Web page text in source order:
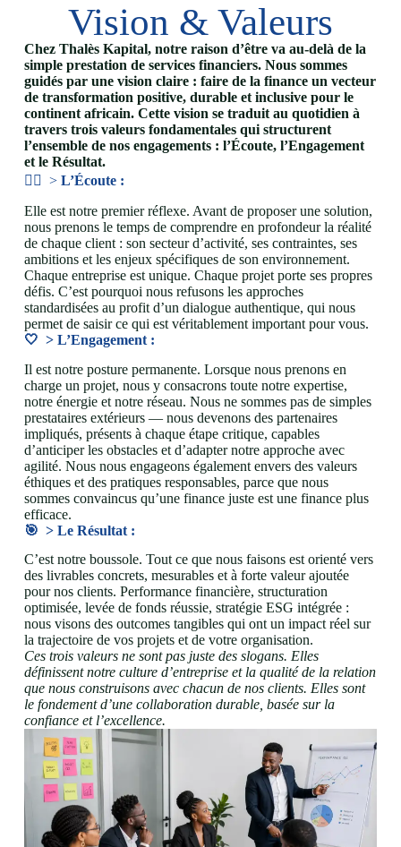
Vision & Valeurs
Chez Thalès Kapital, notre raison d’être va au-delà de la
simple prestation de services financiers. Nous sommes
guidés par une vision claire : faire de la finance un vecteur
de transformation positive, durable et inclusive pour le
continent africain. Cette vision se traduit au quotidien à
travers trois valeurs fondamentales qui structurent
l’ensemble de nos engagements : l’Écoute, l’Engagement
et le Résultat.
👂🏽 > L’Écoute :
Elle est notre premier réflexe. Avant de proposer une solution,
nous prenons le temps de comprendre en profondeur la réalité
de chaque client : son secteur d’activité, ses contraintes, ses
ambitions et les enjeux spécifiques de son environnement.
Chaque entreprise est unique. Chaque projet porte ses propres
défis. C’est pourquoi nous refusons les approches
standardisées au profit d’un dialogue authentique, qui nous
permet de saisir ce qui est véritablement important pour vous.
🤍 > L’Engagement :
Il est notre posture permanente. Lorsque nous prenons en
charge un projet, nous y consacrons toute notre expertise,
notre énergie et notre réseau. Nous ne sommes pas de simples
prestataires extérieurs — nous devenons des partenaires
impliqués, présents à chaque étape critique, capables
d’anticiper les obstacles et d’adapter notre approche avec
agilité. Nous nous engageons également envers des valeurs
éthiques et des pratiques responsables, parce que nous
sommes convaincus qu’une finance juste est une finance plus
efficace.
🎯 > Le Résultat :
C’est notre boussole. Tout ce que nous faisons est orienté vers
des livrables concrets, mesurables et à forte valeur ajoutée
pour nos clients. Performance financière, structuration
optimisée, levée de fonds réussie, stratégie ESG intégrée :
nous visons des outcomes tangibles qui ont un impact réel sur
la trajectoire de vos projets et de votre organisation.
Ces trois valeurs ne sont pas juste des slogans. Elles
définissent notre culture d’entreprise et la qualité de la relation
que nous construisons avec chacun de nos clients. Elles sont
le fondement d’une collaboration durable, basée sur la
confiance et l’excellence.